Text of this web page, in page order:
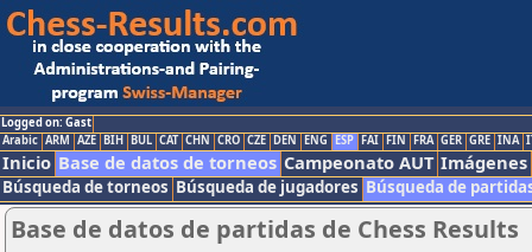
Logged on: Gast
Arabic ARM AZE BIH BUL CAT CHN CRO CZE DEN ENG ESP FAI FIN FRA GER GRE INA
Inicio Base de datos de torneos Campeonato AUT Imágenes
Búsqueda de torneos Búsqueda de jugadores Búsqueda de
Base de datos de partidas de Chess Results